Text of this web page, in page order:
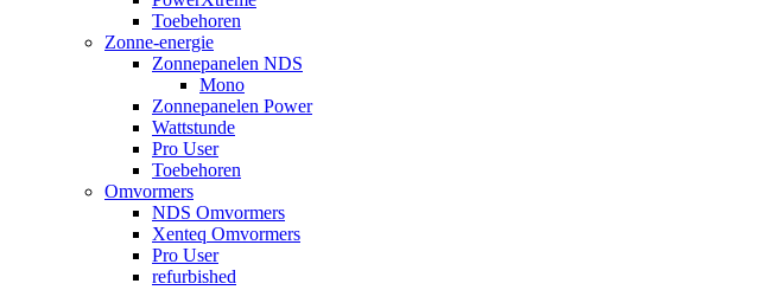
Toebehoren
Zonne-energie
Zonnepanelen NDS
Mono
Zonnepanelen Power
Wattstunde
Pro User
Toebehoren
Omvormers
NDS Omvormers
Xenteq Omvormers
Pro User
refurbished